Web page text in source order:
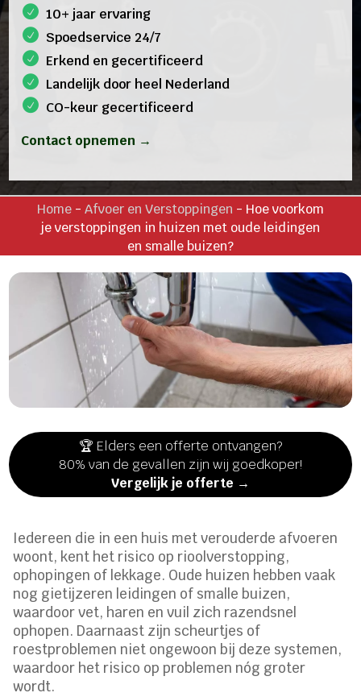
10+ jaar ervaring
Spoedservice 24/7
Erkend en gecertificeerd
Landelijk door heel Nederland
CO-keur gecertificeerd
Contact opnemen →
Home- Afvoer en Verstoppingen - Hoe voorkom
je verstoppingen in huizen met oude leidingen
en smalle buizen?
🏆 Elders een offerte ontvangen?
80% van de gevallen zijn wij goedkoper!
Vergelijk je offerte →
Iedereen die in een huis met verouderde afvoeren
woont, kent het risico op rioolverstopping,
ophopingen of lekkage. Oude huizen hebben vaak
nog gietijzeren leidingen of smalle buizen,
waardoor vet, haren en vuil zich razendsnel
ophopen. Daarnaast zijn scheurtjes of
roestproblemen niet ongewoon bij deze systemen,
waardoor het risico op problemen nóg groter
wordt.